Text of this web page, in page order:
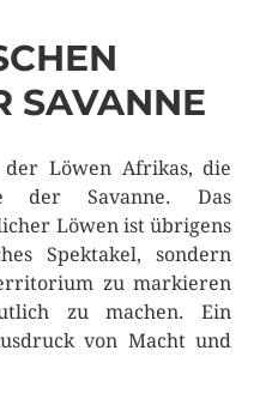
SAVANNE
Löwen Afrikas, die
der Savanne. Das
Löwen ist übrigens
Spektakel, sondern
zu markieren
zu machen. Ein
von Macht und